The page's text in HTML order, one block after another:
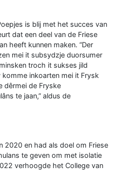
is blij met het succes van
dat een deel van de Friese
heeft kunnen maken. “Der
mei it subsydzje duorsumer
troch it sukses jild
inkoarten mei it Frysk
dêrmei de Fryske
te jaan,” aldus de
2020 en had als doel om Friese
te geven om met isolatie
verhoogde het College van